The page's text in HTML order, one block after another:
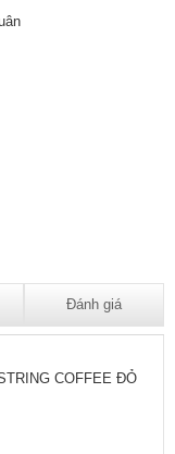
Đánh giá
COFFEE ĐỎ